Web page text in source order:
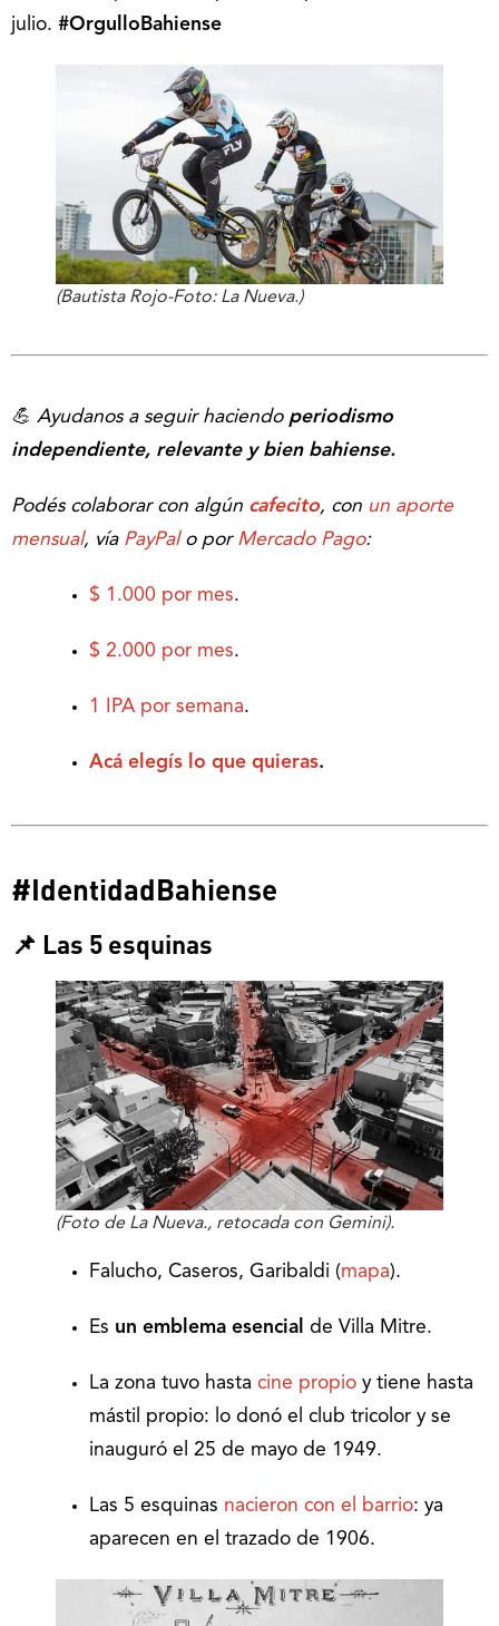
julio. #OrgulloBahiense
(Bautista Rojo-Foto: La Nueva.)
💪 Ayudanos a seguir haciendo periodismo
independiente, relevante y bien bahiense.
Podés colaborar con algún cafecito, con un aporte
mensual, víaPayPalo porMercado Pago:
$ 1.000 por mes.
$ 2.000 por mes.
1 IPA por semana.
Acá elegís lo que quieras.
#IdentidadBahiense
📌 Las 5 esquinas
(Foto de La Nueva., retocada con Gemini).
Falucho, Caseros, Garibaldi (mapa).
Es un emblema esencial de Villa Mitre.
La zona tuvo hasta cine propio y tiene hasta
mástil propio: lo donó el club tricolor y se
inauguró el 25 de mayo de 1949.
Las 5 esquinas nacieron con el barrio: ya
aparecen en el trazado de 1906.